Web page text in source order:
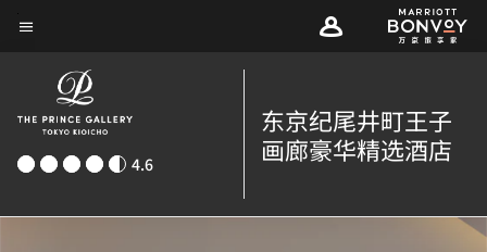
Skip
main
content
4.6
东京纪尾井町王子
画廊豪华精选酒店